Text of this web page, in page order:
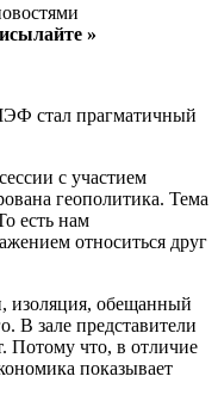
»
стал прагматичный
с участием
геополитика. Тема
есть нам
относиться друг
изоляция, обещанный
В зале представители
Потому что, в отличие
показывает